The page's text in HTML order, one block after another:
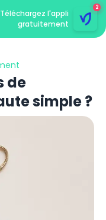
Téléchargez l'appli
gratuitement
2
de
simple ?